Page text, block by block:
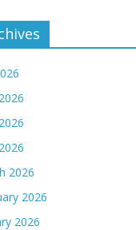
2026
2026
2026